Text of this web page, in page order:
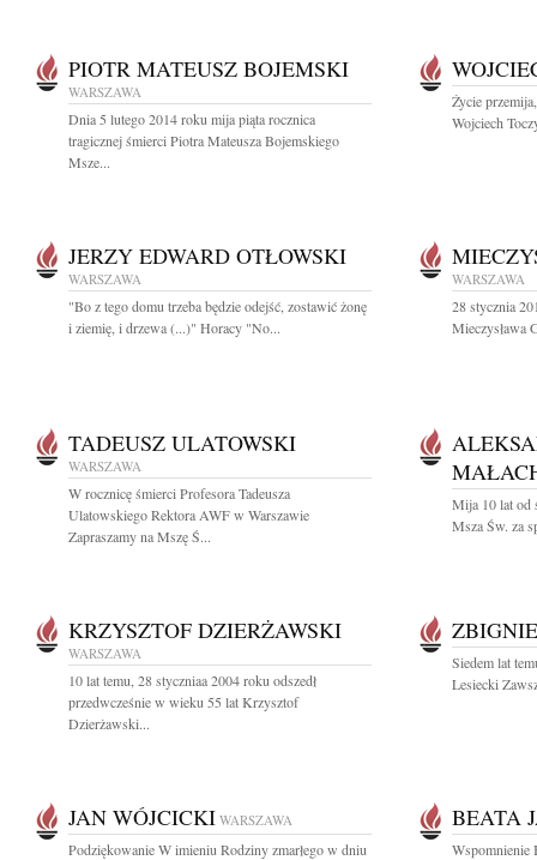
PIOTR MATEUSZ BOJEMSKI
WARSZAWA
Dnia 5 lutego 2014 roku mija piąta rocznica
tragicznej śmierci Piotra Mateusza Bojemskiego
Msze...
Życie
Wojciech
JERZY EDWARD OTŁOWSKI
WARSZAWA
"Bo z tego domu trzeba będzie odejść, zostawić żonę
i ziemię, i drzewa (...)" Horacy "No...
WARSZAWA
28 stycznia
Mieczysława
TADEUSZ ULATOWSKI
WARSZAWA
W rocznicę śmierci Profesora Tadeusza
Ulatowskiego Rektora AWF w Warszawie
Zapraszamy na Mszę Ś...
Mija 10 lat od
Msza Św. za
KRZYSZTOF DZIERŻAWSKI
WARSZAWA
10 lat temu, 28 styczniaa 2004 roku odszedł
przedwcześnie w wieku 55 lat Krzysztof
Dzierżawski...
Siedem lat
Lesiecki
JAN WÓJCICKI WARSZAWA
Podziękowanie W imieniu Rodziny zmarłego w dniu
BEATA
Wspomnienie